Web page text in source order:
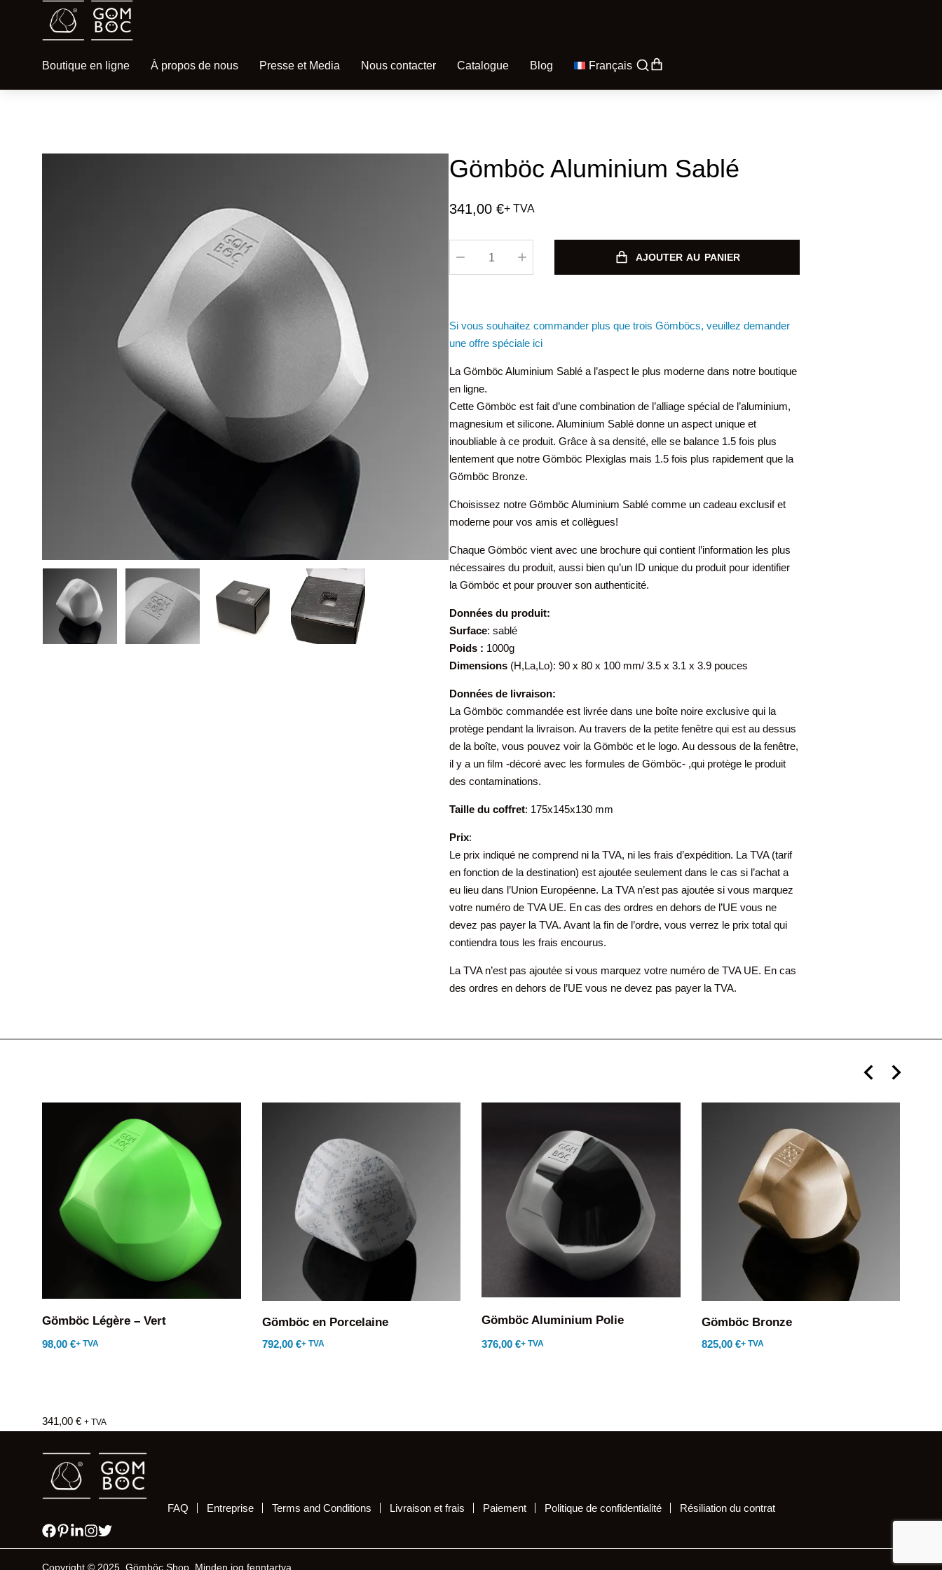
Boutique en ligne À propos de nous Presse et Media Nous contacter Catalogue Blog Français
Gömböc Aluminium Sablé
341,00€+ TVA
AJOUTER AU PANIER
Si vous souhaitez commander plus que trois Gömböcs, veuillez demander
une offre spéciale ici
La Gömböc Aluminium Sablé a l’aspect le plus moderne dans notre boutique
en ligne.
Cette Gömböc est fait d’une combination de l’alliage spécial de l’aluminium,
magnesium et silicone. Aluminium Sablé donne un aspect unique et
inoubliable à ce produit. Grâce à sa densité, elle se balance 1.5 fois plus
lentement que notre Gömböc Plexiglas mais 1.5 fois plus rapidement que la
Gömböc Bronze.
Choisissez notre Gömböc Aluminium Sablé comme un cadeau exclusif et
moderne pour vos amis et collègues!
Chaque Gömböc vient avec une brochure qui contient l’information les plus
nécessaires du produit, aussi bien qu’un ID unique du produit pour identifier
la Gömböc et pour prouver son authenticité.
Données du produit:
Surface: sablé
Poids : 1000g
Dimensions (H,La,Lo): 90 x 80 x 100 mm/ 3.5 x 3.1 x 3.9 pouces
Données de livraison:
La Gömböc commandée est livrée dans une boîte noire exclusive qui la
protège pendant la livraison. Au travers de la petite fenêtre qui est au dessus
de la boîte, vous pouvez voir la Gömböc et le logo. Au dessous de la fenêtre,
il y a un film -décoré avec les formules de Gömböc- ,qui protège le produit
des contaminations.
Taille du coffret: 175x145x130 mm
Prix:
Le prix indiqué ne comprend ni la TVA, ni les frais d’expédition. La TVA (tarif
en fonction de la destination) est ajoutée seulement dans le cas si l’achat a
eu lieu dans l’Union Européenne. La TVA n’est pas ajoutée si vous marquez
votre numéro de TVA UE. En cas des ordres en dehors de l’UE vous ne
devez pas payer la TVA. Avant la fin de l’ordre, vous verrez le prix total qui
contiendra tous les frais encourus.
La TVA n’est pas ajoutée si vous marquez votre numéro de TVA UE. En cas
des ordres en dehors de l’UE vous ne devez pas payer la TVA.
Gömböc Légère – Vert
98,00 €+ TVA
Gömböc en Porcelaine
792,00 €+ TVA
Gömböc Aluminium Polie
376,00 €+ TVA
Gömböc Bronze
825,00 €+ TVA
341,00 € + TVA
FAQ Entreprise Terms and Conditions Livraison et frais Paiement Politique de confidentialité Résiliation du contrat
Copyright © 2025, Gömböc Shop. Minden jog fenntartva.